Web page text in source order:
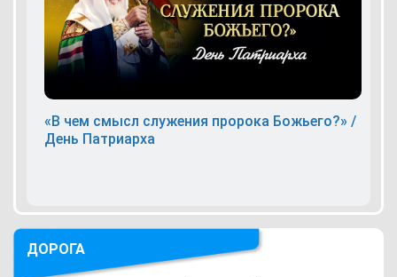
«В чем смысл служения пророка Божьего?» /
День Патриарха
ДОРОГА